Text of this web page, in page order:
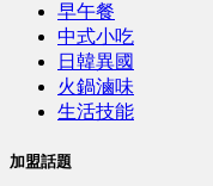
早午餐
中式小吃
日韓異國
火鍋滷味
生活技能
加盟話題